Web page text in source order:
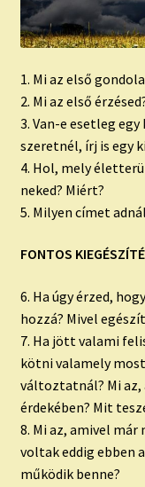
1. Mi az első
2. Mi az első
3. Van-e esetleg
szeretnél, írj is egy
4. Hol, mely
neked? Miért?
5. Milyen címet
FONTOS
6. Ha úgy érzed,
hozzá? Mivel
7. Ha jött valami
kötni valamely
változtatnál? Mi az,
érdekében? Mit
8. Mi az, amivel
voltak eddig ebben
működik benne?